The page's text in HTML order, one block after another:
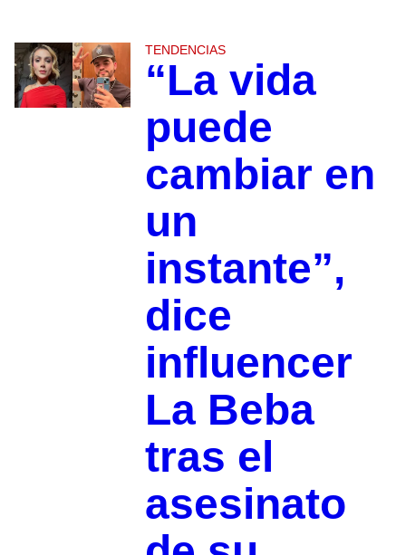
TENDENCIAS
“La vida
puede
cambiar en
un
instante”,
dice
influencer
La Beba
tras el
asesinato